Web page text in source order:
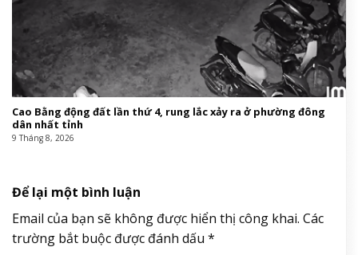
Cao Bằng động đất lần thứ 4, rung lắc xảy ra ở phường đông
dân nhất tỉnh
9 Tháng 8, 2026
Để lại một bình luận
Email của bạn sẽ không được hiển thị công khai. Các
trường bắt buộc được đánh dấu *